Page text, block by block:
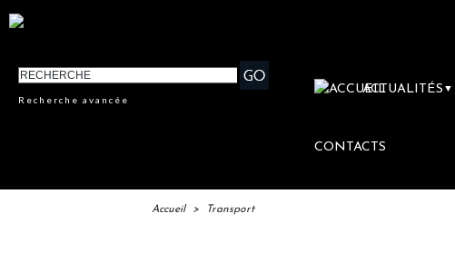
Recherche avancée
ACTUALITÉS ▼
CONTACTS
Accueil > Transport